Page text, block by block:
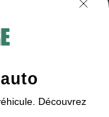
9h et